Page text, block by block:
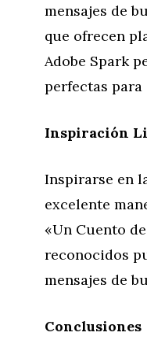
mensajes de
que ofrecen
Adobe Spark
perfectas
Inspiración
Inspirarse en
excelente
«Un Cuento
reconocidos
mensajes de
Conclusiones